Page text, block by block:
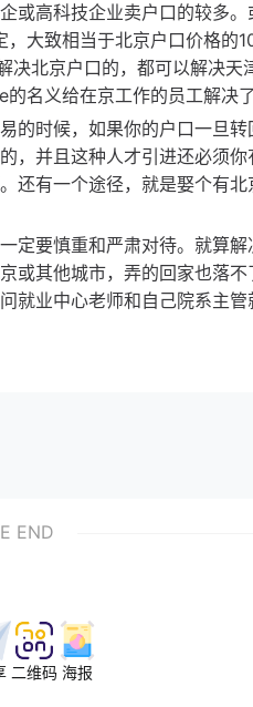
或高科技企业卖户口的较多
大致相当于北京户口价格的
北京户口的，都可以解决天
名义给在京工作的员工解决了
的时候，如果你的户口一旦
，并且这种人才引进还必须
还有一个途径，就是娶个有
定要慎重和严肃对待。就算
或其他城市，弄的回家也落
就业中心老师和自己院系主
END
二维码 海报